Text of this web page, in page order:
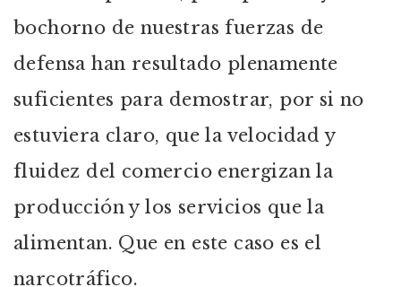
bochorno de nuestras fuerzas de
defensa han resultado plenamente
suficientes para demostrar, por si no
estuviera claro, que la velocidad y
fluidez del comercio energizan la
producción y los servicios que la
alimentan. Que en este caso es el
narcotráfico.